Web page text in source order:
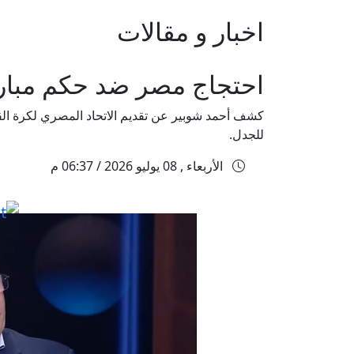
اخبار و مقالات
احتجاج مصر ضد حكم
للجدل.
الأربعاء , 08 يوليو 2026 / 06:37 م